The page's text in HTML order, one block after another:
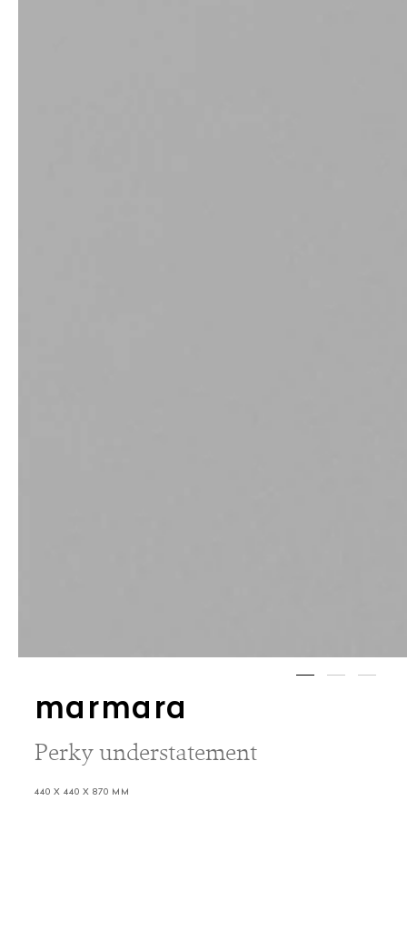
marmara
Perky understatement
440 X 440 X 870 MM